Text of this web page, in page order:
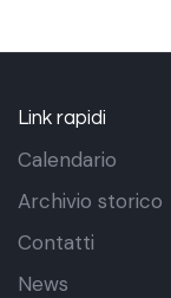
Link rapidi
Calendario
Archivio storico
Contatti
News